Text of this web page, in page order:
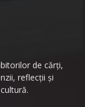
de cărți,
reflecții și